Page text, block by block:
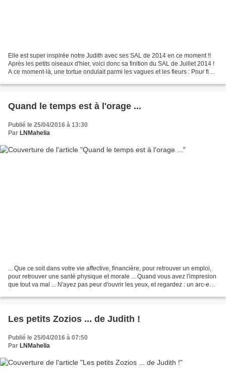
Elle est super inspirée notre Judith avec ses SAL de 2014 en ce moment !!
Après les petits oiseaux d'hier, voici donc sa finition du SAL de Juillet 2014 !
A ce moment-là, une tortue ondulait parmi les vagues et les fleurs : Pour finir
Quand le temps est à l'orage ...
Publié le 25/04/2016 à 13:30
Par LNMahelia
... Que ce soit dans votre vie affective, financière, pour retrouver un emploi,
pour retrouver une santé physique et morale ... Quand vous avez l'impresion
que tout va mal ... N'ayez pas peur d'ouvrir les yeux, et regardez : un arc-en-
Les petits Zozios ... de Judith !
Publié le 25/04/2016 à 07:50
Par LNMahelia